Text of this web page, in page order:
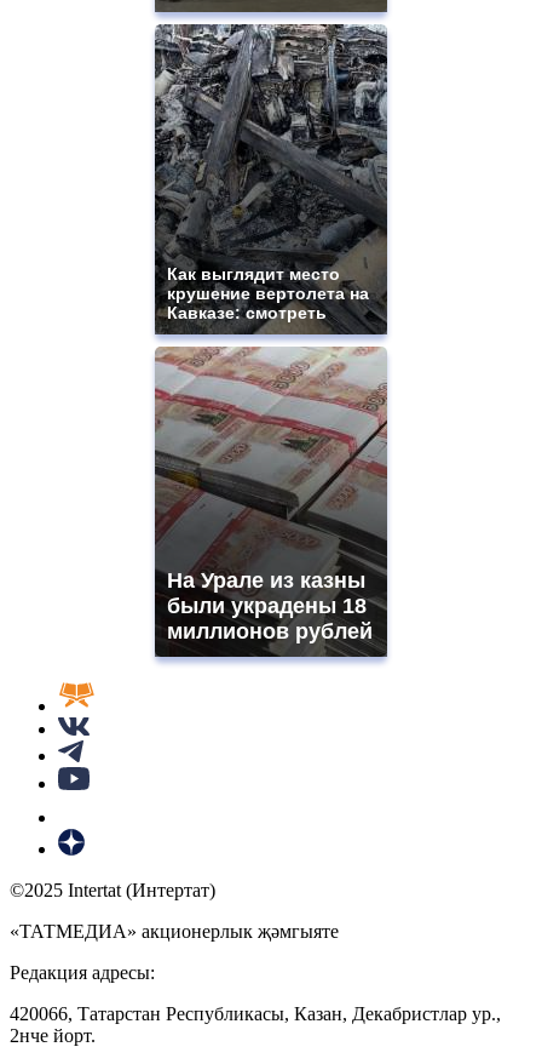
Как выглядит место
крушение вертолета на
Кавказе: смотреть
На Урале из казны
были украдены 18
миллионов рублей
©2025 Intertat (Интертат)
«ТАТМЕДИА» акционерлык җәмгыяте
Редакция адресы:
420066, Татарстан Республикасы, Казан, Декабристлар ур.,
2нче йорт.